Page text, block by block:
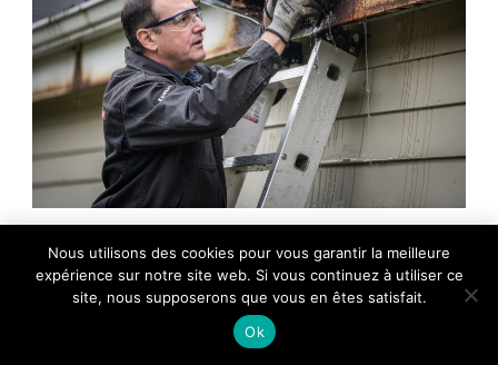
Réparer ou remplacer ses gouttières : ce que le calcul
révèle vraiment
Une gouttière en aluminium bien installée
×
🔥 TOP VENTE
Butterfly Lot de 100 chevilles creuses pour
cloison sèche, c…
Voir l'offre
Nous utilisons des cookies pour vous garantir la meilleure
expérience sur notre site web. Si vous continuez à utiliser ce
site, nous supposerons que vous en êtes satisfait.
Ok